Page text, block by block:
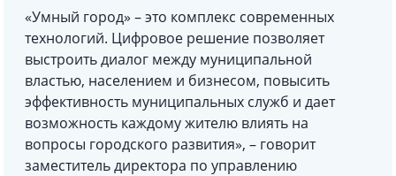
«Умный город» – это комплекс современных
технологий. Цифровое решение позволяет
выстроить диалог между муниципальной
властью, населением и бизнесом, повысить
эффективность муниципальных служб и дает
возможность каждому жителю влиять на
вопросы городского развития», – говорит
заместитель директора по управлению